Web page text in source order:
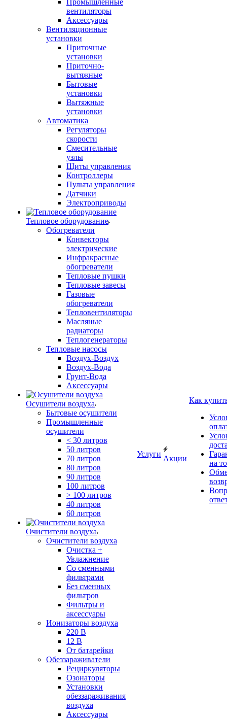
Промышленные
вентиляторы
Аксессуары
Вентиляционные
установки
Приточные
установки
Приточно-
вытяжные
Бытовые
установки
Вытяжные
установки
Автоматика
Регуляторы
скорости
Смесительные
узлы
Щиты управления
Контроллеры
Пульты управления
Датчики
Электроприводы
Тепловое оборудование
Обогреватели
Конвекторы
электрические
Инфракрасные
обогреватели
Тепловые пушки
Тепловые завесы
Газовые
обогреватели
Тепловентиляторы
Масляные
радиаторы
Теплогенераторы
Тепловые насосы
Воздух-Воздух
Воздух-Вода
Грунт-Вода
Аксессуары
Осушители воздуха
Бытовые осушители
Промышленные
осушители
< 30 литров
50 литров
70 литров
80 литров
90 литров
100 литров
> 100 литров
40 литров
60 литров
Очистители воздуха
Очистители воздуха
Очистка +
Увлажнение
Cо сменными
фильтрами
Без сменных
фильтров
Фильтры и
аксессуары
Ионизаторы воздуха
220 В
12 В
От батарейки
Обеззараживатели
Рециркуляторы
Озонаторы
Установки
обеззараживания
воздуха
Аксессуары
Услуги
Акции
Как
на